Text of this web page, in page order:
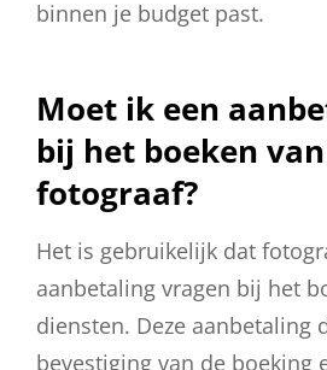
binnen je budget past.
Moet ik een
bij het boeken
fotograaf?
Het is gebruikelijk dat
aanbetaling vragen bij het
diensten. Deze aanbetaling
bevestiging van de boeking